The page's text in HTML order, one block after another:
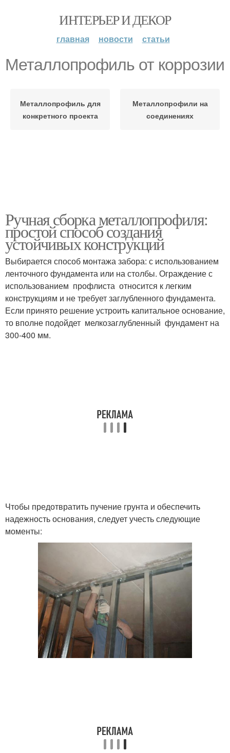
ИНТЕРЬЕР И ДЕКОР
главная новости статьи
Металлопрофиль от коррозии
Металлопрофиль для
конкретного проекта
Металлопрофили на
соединениях
Ручная сборка металлопрофиля:
простой способ создания
устойчивых конструкций
Выбирается способ монтажа забора: с использованием
ленточного фундамента или на столбы. Ограждение с
использованием профлиста относится к легким
конструкциям и не требует заглубленного фундамента.
Если принято решение устроить капитальное основание,
то вполне подойдет мелкозаглубленный фундамент на
300-400 мм.
Чтобы предотвратить пучение грунта и обеспечить
надежность основания, следует учесть следующие
моменты: